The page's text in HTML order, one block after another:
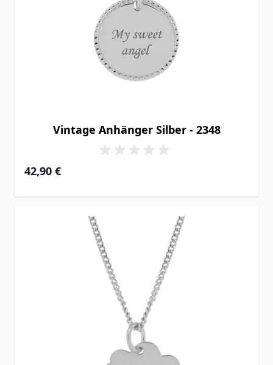
Vintage Anhänger Silber - 2348
42,90 €